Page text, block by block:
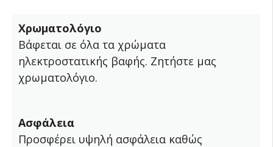
Χρωματολόγιο
Βάφεται σε όλα τα χρώματα
ηλεκτροστατικής βαφής. Ζητήστε μας
χρωματολόγιο.
Ασφάλεια
Προσφέρει υψηλή ασφάλεια καθώς